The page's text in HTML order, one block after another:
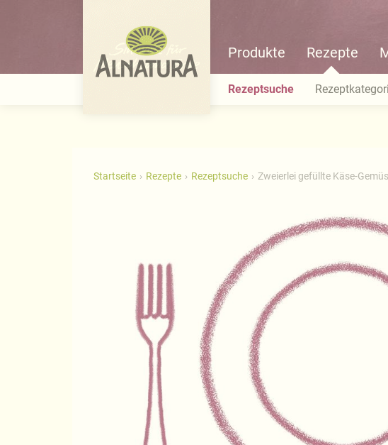
Produkte Rezepte
Rezeptsuche
Startseite Rezepte Rezeptsuche Zweierlei gefüllte Käse-